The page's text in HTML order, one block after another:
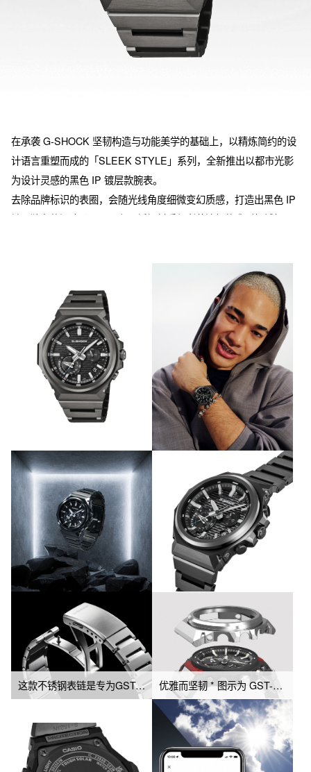
在承袭 G‑SHOCK 坚韧构造与功能美学的基础上，以精炼简约的设
计语言重塑而成的「SLEEK STYLE」系列，全新推出以都市光影
为设计灵感的黑色 IP 镀层款腕表。
去除品牌标识的表圈，会随光线角度细微变幻质感，打造出黑色 IP
镀层独有的深邃肌理。黑色不锈钢材质与利落流畅的造型相辅相
气场。三折式表扣兼顾规整外观与稳固佩戴性能。此外，本款腕表
从底盖、侧键、表冠、三折式表扣到固定螺丝，全部采用黑色 IP 镀
层处理，严苛细节，成就全黑外观。
承袭初代 G‑SHOCK「DW‑5000C」的表圈设计与砖块纹理，于简
约设计中融入运动风格元素。金属表圈抵御外部冲击，碳纤维强化
树脂表壳保护内部机芯。同时，通过玻璃贴合工艺与小型化机芯的
运用，在保持防震结构的同时，有效控制腕表厚度与重量，带来舒
适佩戴体验与出色实用性。
全黑金属表身可自然适配商务、休闲等多种穿搭风格，适配各类生
活场景。将坚韧性能与精致格调相结合，打造出 G‑SHOCK 专属的
全能型时腕表。
※ 表壳主要树脂部件采用生物质树脂。原料选用可再生有机资源，
助力降低环境负荷，践行环保理念。
这款不锈钢表链是专为GST-B1000开发的 * 图中所示为GST-B1000D。 优雅而坚韧 * 图示为 GST-B1000D-1A 型号。